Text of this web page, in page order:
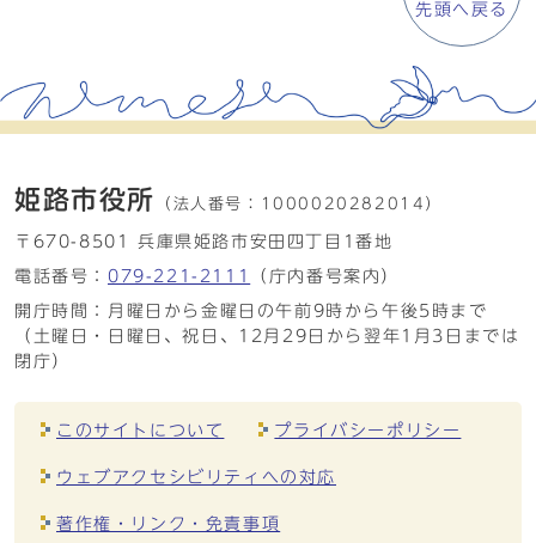
先頭へ戻る
姫路市役所 （法人番号： 1000020282014）
〒670-8501 兵庫県姫路市安田四丁目1番地
電話番号： 079-221-2111
（庁内番号案内）
開庁時間：月曜日から金曜日の午前9時から午後5時まで
（土曜日・日曜日、祝日、12月29日から翌年1月3日までは
閉庁）
このサイトについて プライバシーポリシー
ウェブアクセシビリティへの対応
著作権・リンク・免責事項